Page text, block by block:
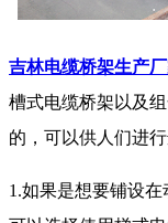
吉林电缆桥架生产
槽式电缆桥架以及
的，可以供人们进行
1.如果是想要铺设